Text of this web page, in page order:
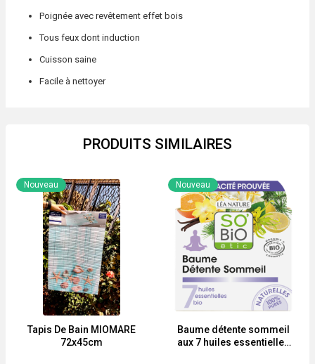
Poignée avec revêtement effet bois
Tous feux dont induction
Cuisson saine
Facile à nettoyer
PRODUITS SIMILAIRES
Tapis De Bain MIOMARE
72x45cm
Nouveau
Baume détente sommeil
aux 7 huiles essentielles
Nouveau